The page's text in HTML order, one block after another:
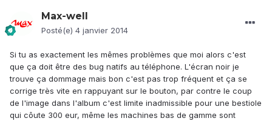
Max-well
Posté(e) 4 janvier 2014
Si tu as exactement les mêmes problèmes que moi alors c'est
que ça doit être des bug natifs au téléphone. L'écran noir je
trouve ça dommage mais bon c'est pas trop fréquent et ça se
corrige très vite en rappuyant sur le bouton, par contre le coup
de l'image dans l'album c'est limite inadmissible pour une bestiole
qui côute 300 eur, même les machines bas de gamme sont